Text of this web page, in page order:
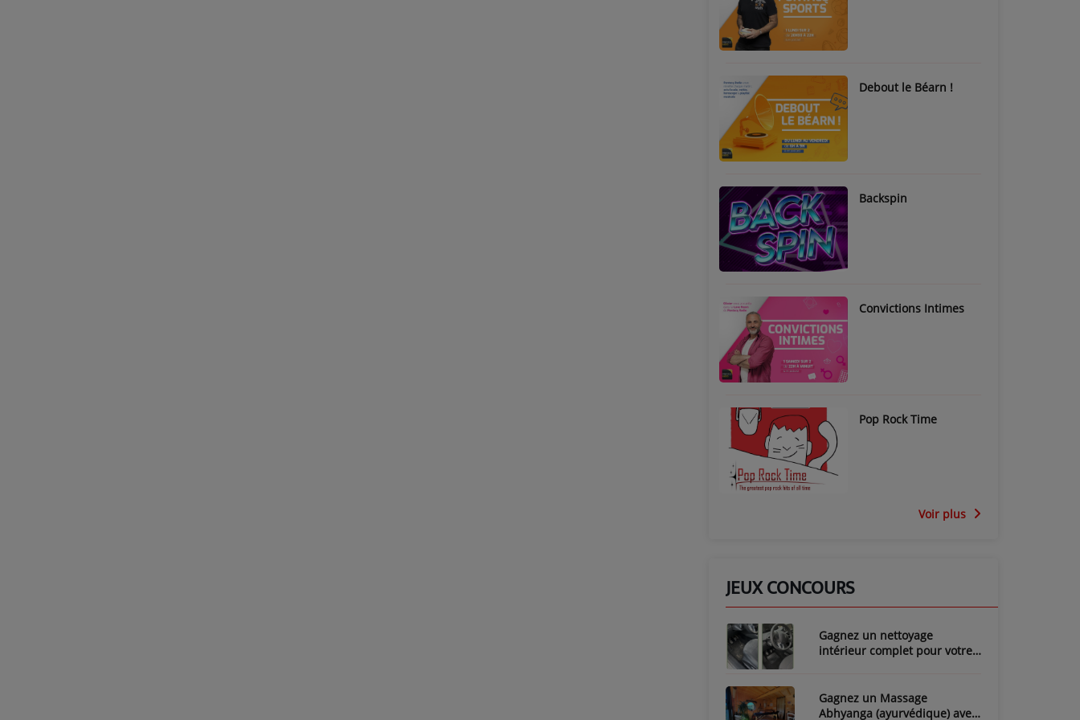
Debout le Béarn !
Backspin
Convictions Intimes
Pop Rock Time
Voir plus
JEUX CONCOURS
Gagnez un nettoyage
intérieur complet pour votre
Gagnez un Massage
Abhyanga (ayurvédique) avec